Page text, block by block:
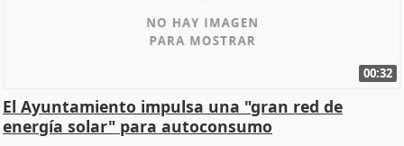
00:32
El Ayuntamiento impulsa una "gran red de
energía solar" para autoconsumo